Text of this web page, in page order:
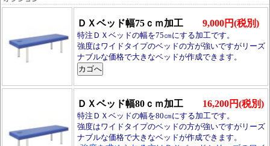
ＤＸベッド幅75ｃｍ加工 9,000円(税別)
特注ＤＸベッドの幅を75㎝にする加工です。
強度はワイドタイプのベッドの方が強いですがリーズ
ナブルな価格で大きなベッドが作成できます。
ＤＸベッド幅80ｃｍ加工 16,200円(税別)
特注ＤＸベッドの幅を80㎝にする加工です。
強度はワイドタイプのベッドの方が強いですがリーズ
ナブルな価格で大きなベッドが作成できます。